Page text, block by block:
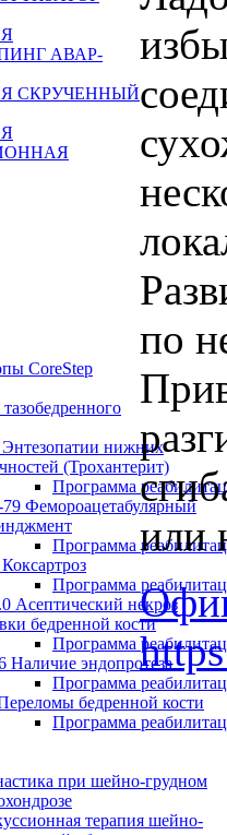
АВАР-
СКРУЧЕННЫЙ
CoreStep
нижних
(Трохантерит)
Программа
Фемороацетабулярный
Программа
Программа
Асептический некроз
бедренной кости
Программа
Наличие эндопротеза
Программа
бедренной кости
Программа
при шейно-грудном
терапия шейно-
по
или